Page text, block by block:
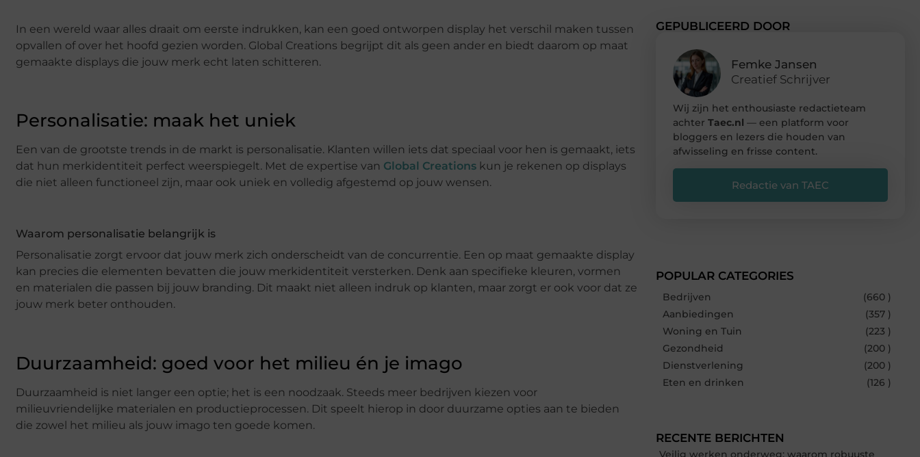
In een wereld waar alles draait om eerste indrukken, kan een goed ontworpen display het verschil maken tussen
opvallen of over het hoofd gezien worden. Global Creations begrijpt dit als geen ander en biedt daarom op maat
gemaakte displays die jouw merk echt laten schitteren.
Personalisatie: maak het uniek
Een van de grootste trends in de markt is personalisatie. Klanten willen iets dat speciaal voor hen is gemaakt, iets
dat hun merkidentiteit perfect weerspiegelt. Met de expertise van Global Creations kun je rekenen op displays
die niet alleen functioneel zijn, maar ook uniek en volledig afgestemd op jouw wensen.
Waarom personalisatie belangrijk is
Personalisatie zorgt ervoor dat jouw merk zich onderscheidt van de concurrentie. Een op maat gemaakte display
kan precies die elementen bevatten die jouw merkidentiteit versterken. Denk aan specifieke kleuren, vormen
en materialen die passen bij jouw branding. Dit maakt niet alleen indruk op klanten, maar zorgt er ook voor dat ze
jouw merk beter onthouden.
Duurzaamheid: goed voor het milieu én je imago
Duurzaamheid is niet langer een optie; het is een noodzaak. Steeds meer bedrijven kiezen voor
milieuvriendelijke materialen en productieprocessen. Dit speelt hierop in door duurzame opties aan te bieden
die zowel het milieu als jouw imago ten goede komen.
GEPUBLICEERD DOOR
Femke Jansen
Creatief Schrijver
Wij zijn het enthousiaste redactieteam
achter Taec.nl — een platform voor
bloggers en lezers die houden van
afwisseling en frisse content.
Redactie van TAEC
POPULAR CATEGORIES
Bedrijven
(660 )
Aanbiedingen
(357 )
Woning en Tuin
(223 )
Gezondheid
(200 )
Dienstverlening
(200 )
Eten en drinken
(126 )
RECENTE BERICHTEN
Veilig werken onderweg: waarom robuuste